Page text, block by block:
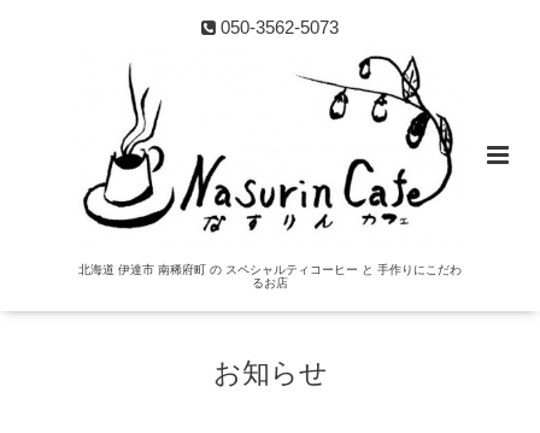
050-3562-5073
北海道 伊達市 南稀府町 の スペシャルティコーヒー と 手作りにこだわ
るお店
お知らせ